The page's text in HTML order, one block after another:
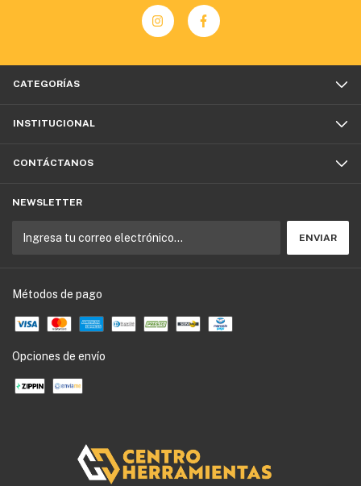
CATEGORÍAS
INSTITUCIONAL
CONTÁCTANOS
NEWSLETTER
Métodos de pago
Opciones de envío